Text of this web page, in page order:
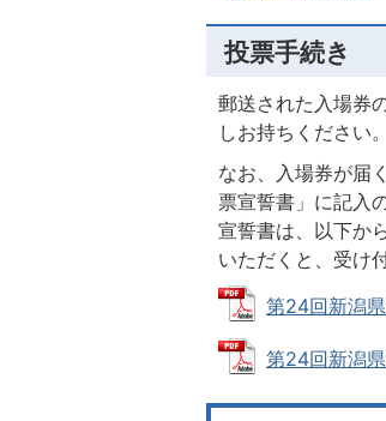
投票手続き
郵送された入場券
しお持ちください。
なお、入場券が届
票宣誓書」に記入
宣誓書は、以下か
いただくと、受け
第24回新潟
第24回新潟